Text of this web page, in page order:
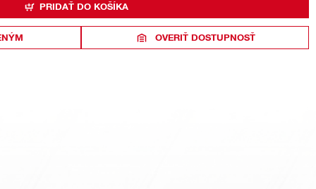
PRIDAŤ DO KOŠÍKA
OVERIŤ DOSTUPNOSŤ